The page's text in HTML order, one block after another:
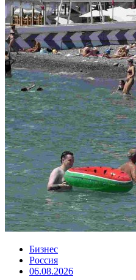
Бизнес
Россия
06.08.2026